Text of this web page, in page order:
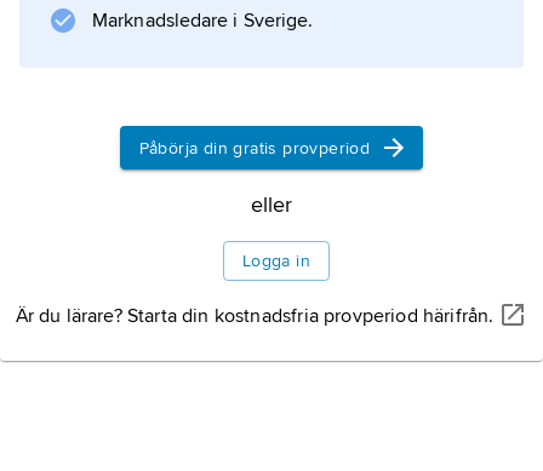
pingvinen på omslaget), god typografisk
”Short History of The World”, som
Information om artikeln
Marknadsledare i Sverige.
Påbörja din gratis provperiod
eller
Logga in
Är du lärare? Starta din kostnadsfria provperiod härifrån.